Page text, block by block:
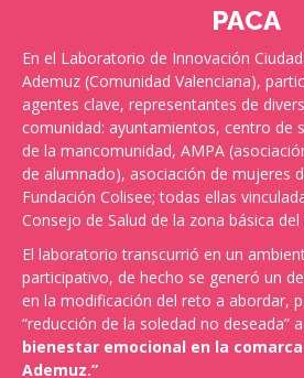
PACA
En el Laboratorio de Innovación
Ademuz (Comunidad Valenciana),
agentes clave, representantes de
comunidad: ayuntamientos, centro de
de la mancomunidad, AMPA
de alumnado), asociación de mujeres
Fundación Colisee; todas ellas
Consejo de Salud de la zona básica
El laboratorio transcurrió en un
participativo, de hecho se generó un
en la modificación del reto a abordar,
“reducción de la soledad no deseada”
bienestar emocional en la
Ademuz.”